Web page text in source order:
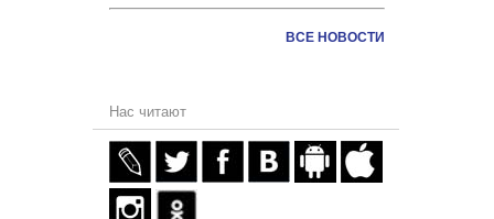
ВСЕ НОВОСТИ
Нас читают